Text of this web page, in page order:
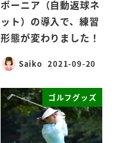
ポーニア（自動返球ネ
ット）の導入で、練習
形態が変わりました！
Saiko 2021-09-20
ゴルフグッズ